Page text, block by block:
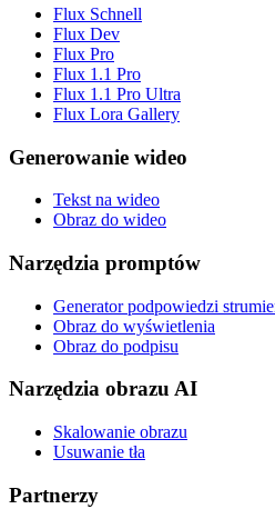
Flux Schnell
Flux Dev
Flux Pro
Flux 1.1 Pro
Flux 1.1 Pro Ultra
Flux Lora Gallery
Generowanie wideo
Tekst na wideo
Obraz do wideo
Narzędzia promptów
Generator podpowiedzi
Obraz do wyświetlenia
Obraz do podpisu
Narzędzia obrazu AI
Skalowanie obrazu
Usuwanie tła
Partnerzy